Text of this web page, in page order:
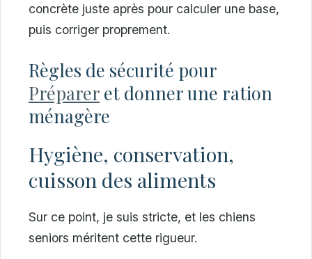
concrète juste après pour calculer une base,
puis corriger proprement.
Règles de sécurité pour
Préparer et donner une ration
ménagère
Hygiène, conservation,
cuisson des aliments
Sur ce point, je suis stricte, et les chiens
seniors méritent cette rigueur.